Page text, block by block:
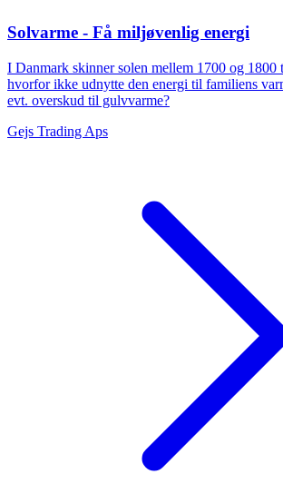
Solvarme - Få miljøvenlig energi
I Danmark skinner solen mellem 1700 og 1800
hvorfor ikke udnytte den energi til familiens
evt. overskud til gulvvarme?
Gejs Trading Aps